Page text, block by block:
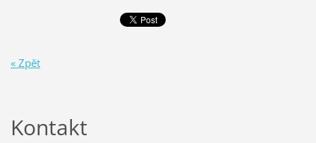
« Zpět
Kontakt